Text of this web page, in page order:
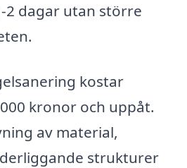
2 dagar utan större
kostar
kronor och uppåt.
av material,
strukturer